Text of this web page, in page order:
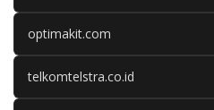
optimakit.com
telkomtelstra.co.id